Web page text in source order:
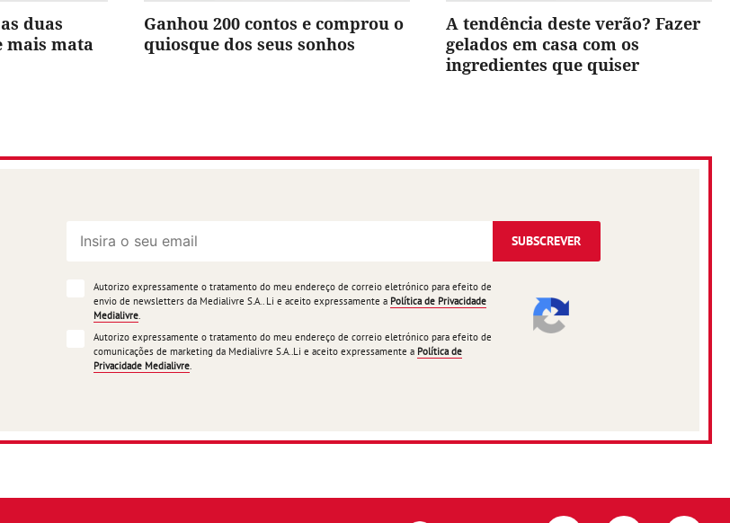
duas
mais mata
Ganhou 200 contos e comprou o
quiosque dos seus sonhos
A tendência deste verão? Fazer
gelados em casa com os
ingredientes que quiser
SUBSCREVER
Autorizo expressamente o tratamento do meu endereço de correio eletrónico para efeito de
envio de newsletters da Medialivre S.A.. Li e aceito expressamente a Política de Privacidade
Medialivre
Autorizo expressamente o tratamento do meu endereço de correio eletrónico para efeito de
comunicações de marketing da Medialivre S.A..Li e aceito expressamente a Política de
Privacidade Medialivre